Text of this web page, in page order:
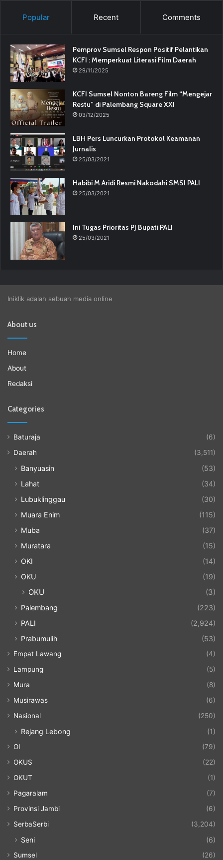
Popular Recent Comments
Pemprov Sumsel Respon Positif Pelantikan
KCFI : Memperkuat Literasi Film Daerah
29/11/2025
KCFI Sumsel Nonton Bareng Film “Mengejar
Restu” di Palembang Square XXI
03/12/2025
LBH Pers Luncurkan Protokol Keamanan
Jurnalis
25/03/2021
Habibi M Aridi Resmi Nakodahi SMSI PALI
25/03/2021
Ini Tugas Prioritas PJ Bupati PALI
25/03/2021
Iniklik adalah sebuah media online
About us
Home
About
Redaksi
Categories
Baturaja
(6)
Daerah
(3,511)
Banyuasin
(53)
Lahat
(34)
Lubuklinggau
(30)
Muara Enim
(115)
Muba
(37)
Muratara
(15)
OKI
(14)
OKU
(19)
OKU (3)
Palembang
(223)
PALI
(2,924)
Prabumulih
(53)
Empat Lawang
(4)
Lampung
(5)
Mura
(8)
Musirawas
(6)
Nasional
(250)
Rejang Lebong (1)
OI
(79)
OKUS
(22)
OKUT
(1)
Pagaralam
(7)
Provinsi Jambi
(6)
SerbaSerbi
(3,204)
Seni (6)
Sumsel (26)